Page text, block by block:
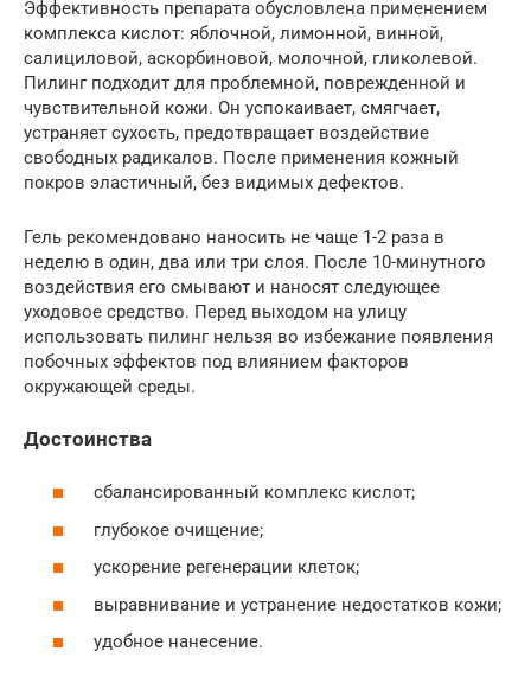
Эффективность препарата обусловлена применением
комплекса кислот: яблочной, лимонной, винной,
салициловой, аскорбиновой, молочной, гликолевой.
Пилинг подходит для проблемной, поврежденной и
чувствительной кожи. Он успокаивает, смягчает,
устраняет сухость, предотвращает воздействие
свободных радикалов. После применения кожный
покров эластичный, без видимых дефектов.
Гель рекомендовано наносить не чаще 1-2 раза в
неделю в один, два или три слоя. После 10-минутного
воздействия его смывают и наносят следующее
уходовое средство. Перед выходом на улицу
использовать пилинг нельзя во избежание появления
побочных эффектов под влиянием факторов
окружающей среды.
Достоинства
сбалансированный комплекс кислот;
глубокое очищение;
ускорение регенерации клеток;
выравнивание и устранение недостатков кожи;
удобное нанесение.